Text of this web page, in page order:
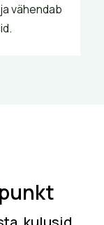
punkt